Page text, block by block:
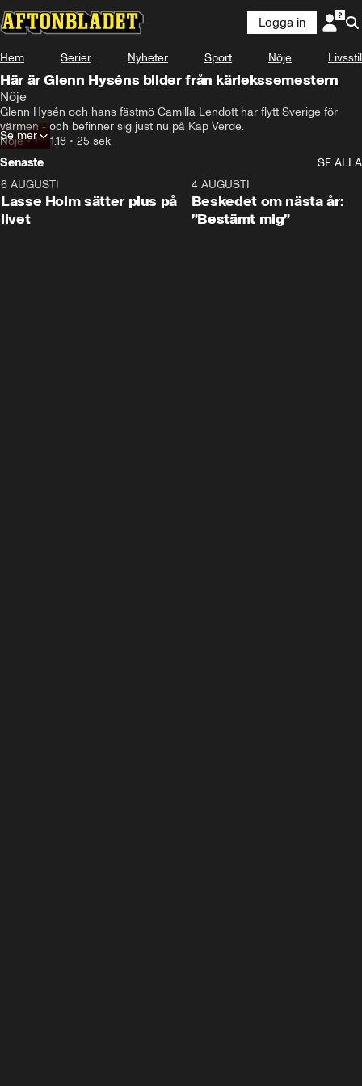
Logga in
Hem Serier Nyheter Sport Nöje Livsstil
Här är Glenn Hyséns bilder från kärlekssemestern
Nöje
Glenn Hysén och hans fästmö Camilla Lendott har flytt Sverige för
värmen - och befinner sig just nu på Kap Verde.
Nöje•18.11.18 • 25 sek
Se mer
Senaste
SE ALLA
6 AUGUSTI
Lasse Holm sätter plus på
livet
4 AUGUSTI
Beskedet om nästa år:
”Bestämt mig”